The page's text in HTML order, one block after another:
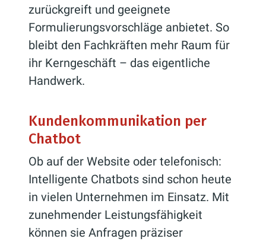
zurückgreift und geeignete
Formulierungsvorschläge anbietet. So
bleibt den Fachkräften mehr Raum für
ihr Kerngeschäft – das eigentliche
Handwerk.
Kundenkommunikation per
Chatbot
Ob auf der Website oder telefonisch:
Intelligente Chatbots sind schon heute
in vielen Unternehmen im Einsatz. Mit
zunehmender Leistungsfähigkeit
können sie Anfragen präziser